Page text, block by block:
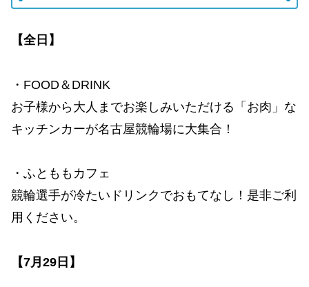
【全日】
・FOOD＆DRINK
お子様から大人までお楽しみいただける「お肉」な
キッチンカーが名古屋競輪場に大集合！
・ふとももカフェ
競輪選手が冷たいドリンクでおもてなし！是非ご利
用ください。
【7月29日】